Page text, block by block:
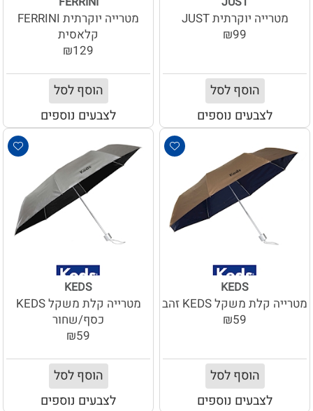
מטרייה יוקרתית JUST
₪99
הוסף לסל
לצבעים נוספים
מטרייה יוקרתית FERRINI
קלאסית
₪129
הוסף לסל
לצבעים נוספים
KEDS
מטרייה קלת משקל KEDS זהב
₪59
הוסף לסל
לצבעים נוספים
KEDS
מטרייה קלת משקל KEDS
כסף/שחור
₪59
הוסף לסל
לצבעים נוספים